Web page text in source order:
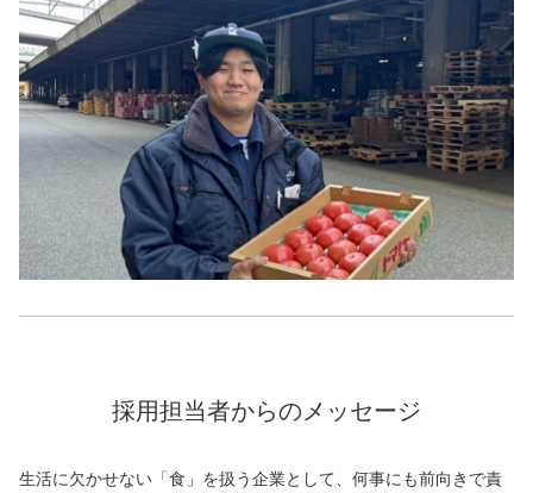
採用担当者からのメッセージ
生活に欠かせない「食」を扱う企業として、何事にも前向きで責